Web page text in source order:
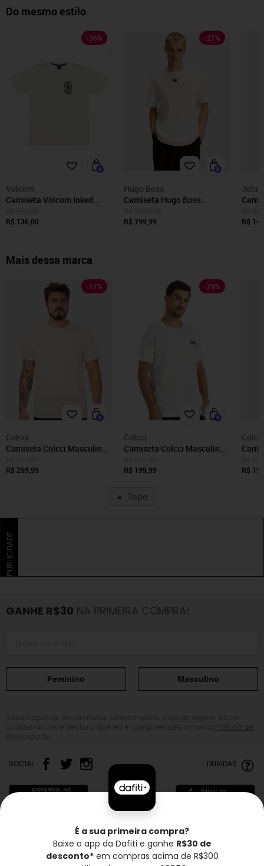
Do mesmo estilo
-36%
Volcom
Camiseta Volcom Inked
White
R$ 136,00
-27%
Hugo Boss
Camiseta Hugo Boss
Off White
R$ 799,99
John
R$
Mais dessa marca
-17%
Colcci
Camiseta Colcci Masculina
White Mescla
R$ 259,99
-29%
Colcci
Camiseta Colcci Masculina
R$ 199,99
Colcci
White
R$
Topo
PUBLICIDADE
GANHE R$30 NA PRIMEIRA COMPRA!
Feminino Masculino
SOCIAL DÚVIDAS
Frete grátis* Troca grátis Entrega rápida
É a sua primeira compra?
Baixe o app da Dafiti e ganhe R$30 de
desconto*em compras acima de R$300